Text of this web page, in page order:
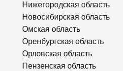
Нижегородская область
Новосибирская область
Омская область
Оренбургская область
Орловская область
Пензенская область